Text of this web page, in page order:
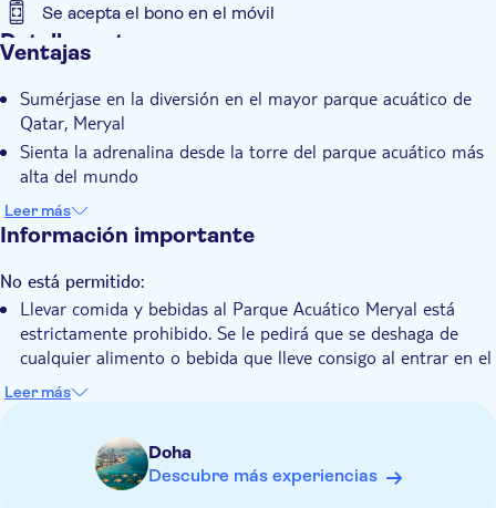
Se acepta el bono en el móvil
Detalles extra
Wheelchair access
Ventajas
Sumérjase en la diversión en el mayor parque acuático de
Qatar, Meryal
Sienta la adrenalina desde la torre del parque acuático más
alta del mundo
Relájese en la serena playa tras las emocionantes
atracciones
de comida
Cree recuerdos imborrables en medio de la belleza del Golfo
Arábigo
Leer más
Información importante
No está permitido:
Llevar comida y bebidas al Parque Acuático Meryal está
estrictamente prohibido. Se le pedirá que se deshaga de
cualquier alimento o bebida que lleve consigo al entrar en el
parque.
Se requiere una entrada de adulto para los visitantes que
midan 1,22 metros o más.
Los niños menores de 14 años deben ir acompañados de un
Leer más
Doha
Descubre más experiencias